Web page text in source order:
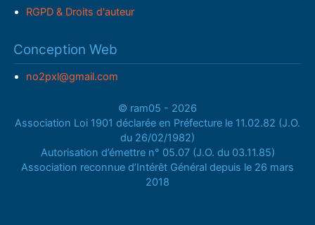
RGPD & Droits d'auteur
Conception Web
no2pxl@gmail.com
© ram05 - 2026
Association Loi 1901 déclarée en Préfecture le 11.02.82 (J.O.
du 26/02/1982)
Autorisation d’émettre n° 05.07 (J.O. du 03.11.85)
Association reconnue d’Intérêt Général depuis le 26 mars
2018